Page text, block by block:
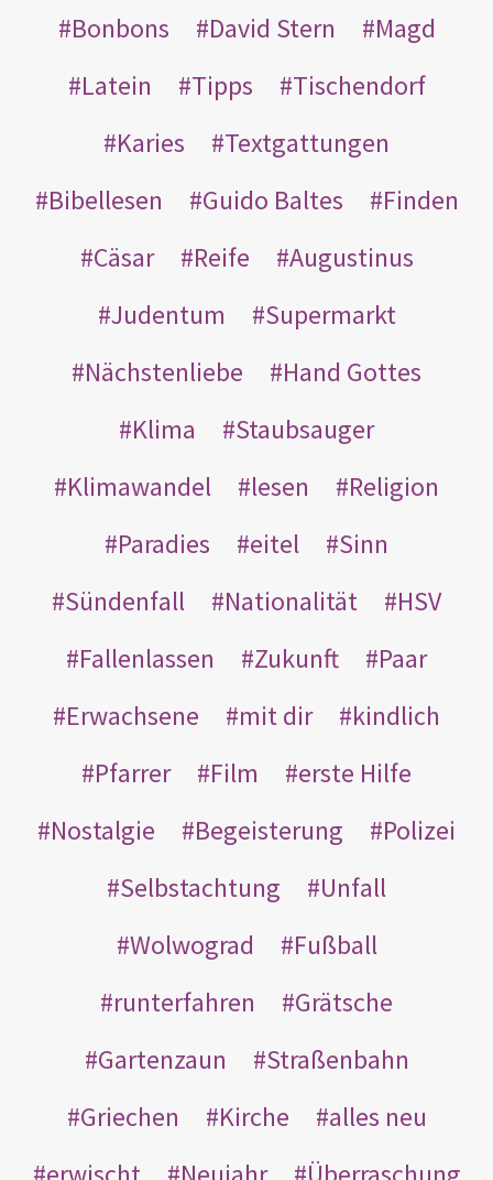
Bonbons
David Stern
Magd
Latein
Tipps
Tischendorf
Karies
Textgattungen
Bibellesen
Guido Baltes
Finden
Cäsar
Reife
Augustinus
Judentum
Supermarkt
Nächstenliebe
Hand Gottes
Klima
Staubsauger
Klimawandel
lesen
Religion
Paradies
eitel
Sinn
Sündenfall
Nationalität
HSV
Fallenlassen
Zukunft
Paar
Erwachsene
mit dir
kindlich
Pfarrer
Film
erste Hilfe
Nostalgie
Begeisterung
Polizei
Selbstachtung
Unfall
Wolwograd
Fußball
runterfahren
Grätsche
Gartenzaun
Straßenbahn
Griechen
Kirche
alles neu